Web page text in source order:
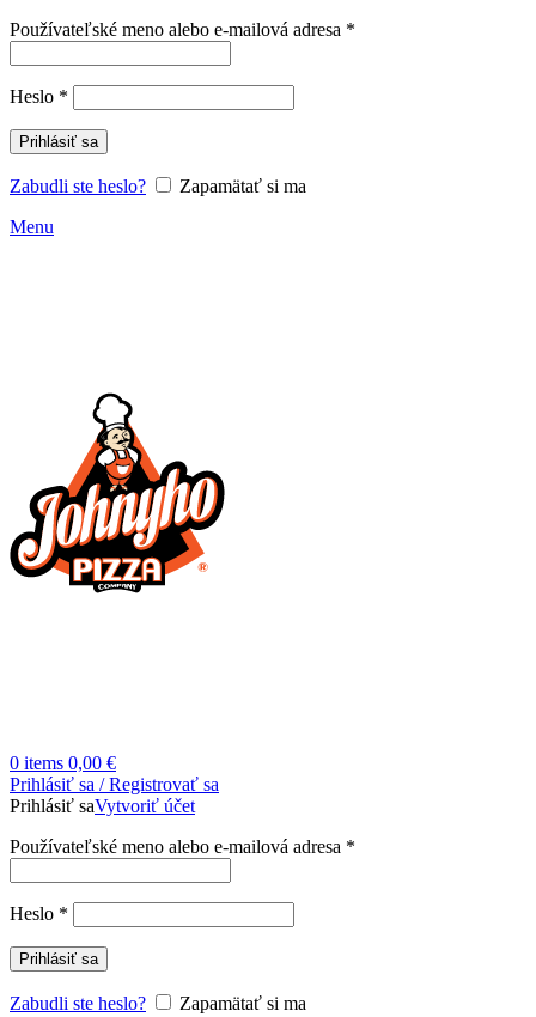
Používateľské meno alebo e-mailová adresa *
Heslo *
Prihlásiť sa
Zabudli ste heslo?
Zapamätať si ma
Menu
0 items 0,00 €
Prihlásiť sa / Registrovať sa
Prihlásiť saVytvoriť účet
Používateľské meno alebo e-mailová adresa *
Heslo *
Prihlásiť sa
Zabudli ste heslo? Zapamätať si ma